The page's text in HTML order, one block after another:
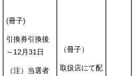
(冊子)
引換券引換後
～12月31日
（注）当選者
（冊子）
取扱店にて配